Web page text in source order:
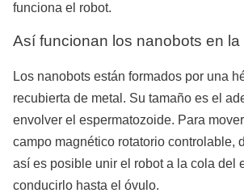
funciona el robot.
Así funcionan los nanobots en
Los nanobots están formados por una
recubierta de metal. Su tamaño es el
envolver el espermatozoide. Para
campo magnético rotatorio controlable,
así es posible unir el robot a la cola del
conducirlo hasta el óvulo.